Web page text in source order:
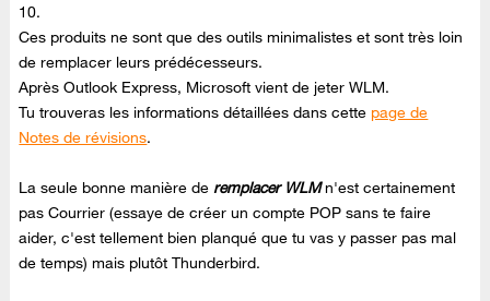
10.
Ces produits ne sont que des outils minimalistes et sont très loin
de remplacer leurs prédécesseurs.
Après Outlook Express, Microsoft vient de jeter WLM.
Tu trouveras les informations détaillées dans cette page de
Notes de révisions.
La seule bonne manière de remplacer WLMn'est certainement
pas Courrier (essaye de créer un compte POP sans te faire
aider, c'est tellement bien planqué que tu vas y passer pas mal
de temps) mais plutôt Thunderbird.